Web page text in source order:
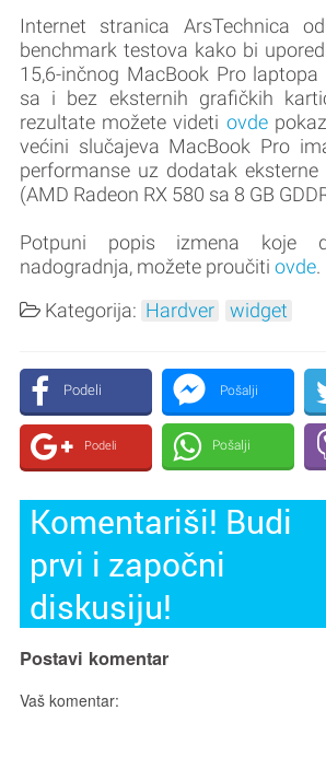
Internet stranica ArsTechnica
benchmark testova kako bi
15,6-inčnog MacBook Pro
sa i bez eksternih grafičkih
rezultate možete videti ovde
većini slučajeva MacBook Pro
performanse uz dodatak
(AMD Radeon RX 580 sa 8 GB
Potpuni popis izmena koje
nadogradnja, možete proučiti ovde.
Kategorija: Hardver widget
Podeli Pošalji
Podeli Pošalji
Komentariši! Budi
prvi i započni
diskusiju!
Postavi komentar
Vaš komentar: